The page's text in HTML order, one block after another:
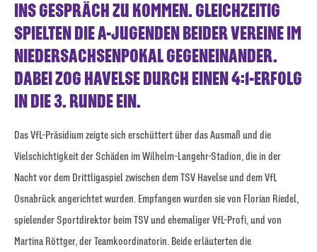
INS GESPRÄCH ZU KOMMEN. GLEICHZEITIG
SPIELTEN DIE A-JUGENDEN BEIDER VEREINE IM
NIEDERSACHSENPOKAL GEGENEINANDER.
DABEI ZOG HAVELSE DURCH EINEN 4:1-ERFOLG
IN DIE 3. RUNDE EIN.
Das VfL-Präsidium zeigte sich erschüttert über das Ausmaß und die
Vielschichtigkeit der Schäden im Wilhelm-Langehr-Stadion, die in der
Nacht vor dem Drittligaspiel zwischen dem TSV Havelse und dem VfL
Osnabrück angerichtet wurden. Empfangen wurden sie von Florian Riedel,
spielender Sportdirektor beim TSV und ehemaliger VfL-Profi, und von
Martina Röttger, der Teamkoordinatorin. Beide erläuterten die